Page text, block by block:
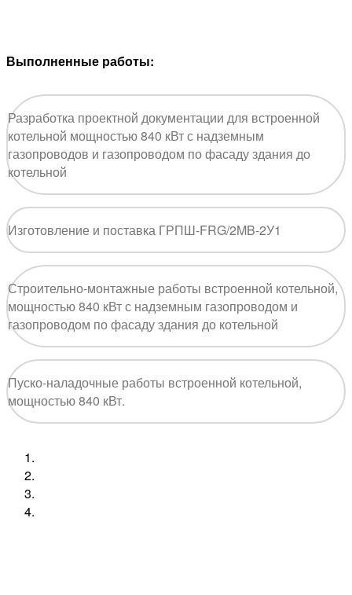
Выполненные работы:
Разработка проектной документации для встроенной
котельной мощностью 840 кВт с надземным
газопроводов и газопроводом по фасаду здания до
котельной
Изготовление и поставка ГРПШ-FRG/2MB-2У1
Строительно-монтажные работы встроенной котельной,
мощностью 840 кВт с надземным газопроводом и
газопроводом по фасаду здания до котельной
Пуско-наладочные работы встроенной котельной,
мощностью 840 кВт.